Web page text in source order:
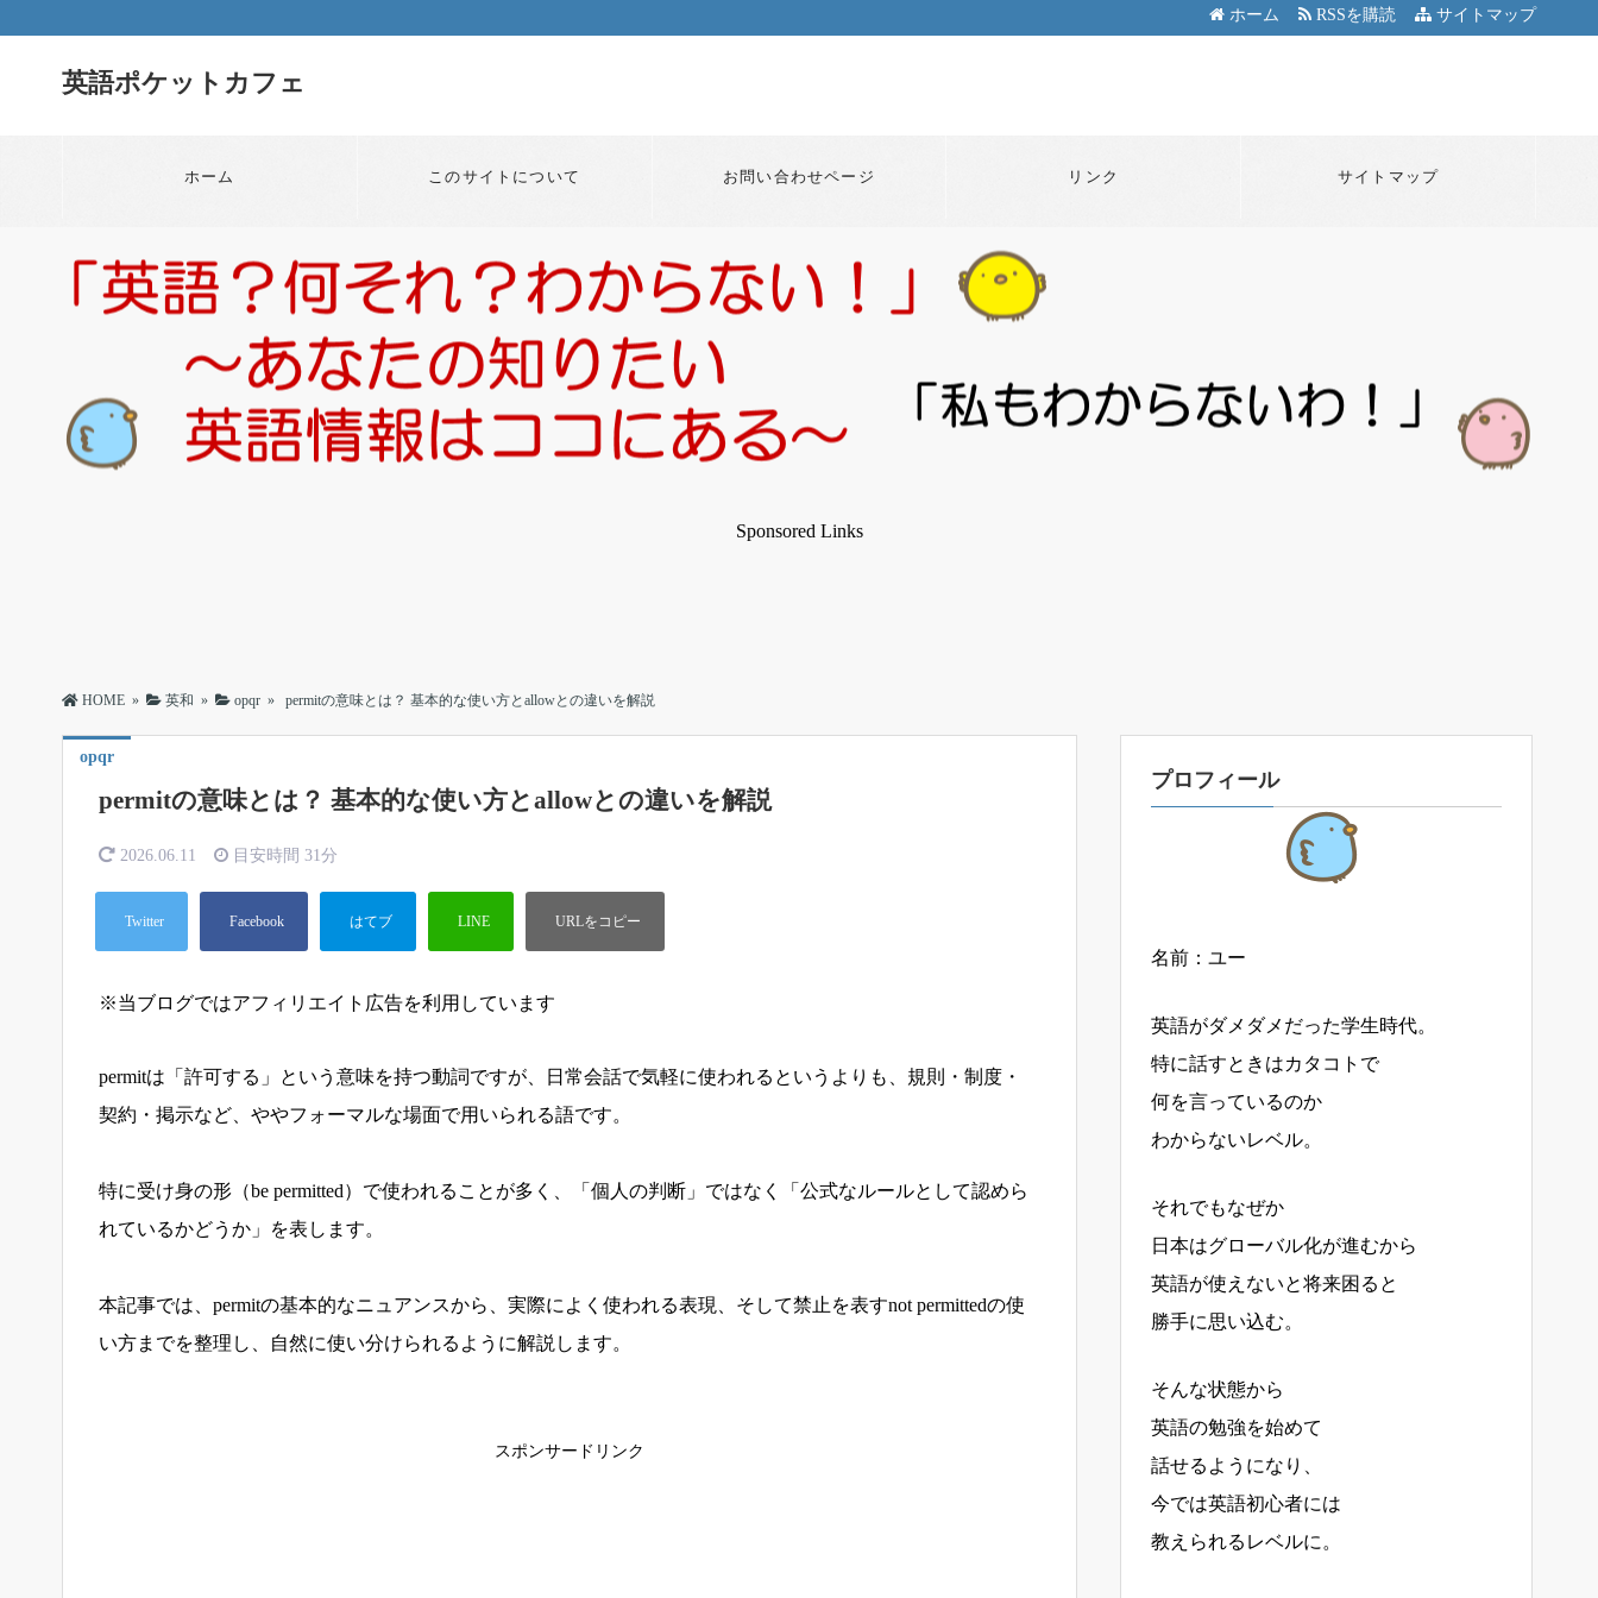
サイトマップ
RSSを購読
ホーム
英語ポケットカフェ
ホーム このサイトについて お問い合わせページ リンク サイトマップ
Sponsored Links
HOME » 英和 » opqr » permitの意味とは？ 基本的な使い方とallowとの違いを解説
opqr
permitの意味とは？ 基本的な使い方とallowとの違いを解説
2026.06.11 目安時間 31分
※当ブログではアフィリエイト広告を利用しています
permitは「許可する」という意味を持つ動詞ですが、日常会話で気軽に使われるというよりも、規則・制度・
契約・掲示など、ややフォーマルな場面で用いられる語です。
特に受け身の形（be permitted）で使われることが多く、「個人の判断」ではなく「公式なルールとして認めら
れているかどうか」を表します。
本記事では、permitの基本的なニュアンスから、実際によく使われる表現、そして禁止を表すnot permittedの使
い方までを整理し、自然に使い分けられるように解説します。
スポンサードリンク
プロフィール
名前：ユー
英語がダメダメだった学生時代。
特に話すときはカタコトで
何を言っているのか
わからないレベル。
それでもなぜか
日本はグローバル化が進むから
英語が使えないと将来困ると
勝手に思い込む。
そんな状態から
英語の勉強を始めて
話せるようになり、
今では英語初心者には
教えられるレベルに。